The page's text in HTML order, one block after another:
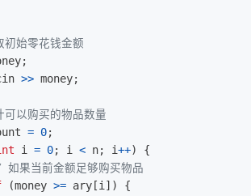
始零花钱金额
;
>> money;
以购买的物品数量
= 0;
i = 0; i < n; i++)
{
果当前金额足够购买物品
(money >= ary [i ])
{